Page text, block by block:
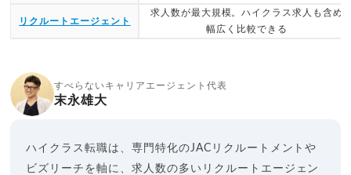
リクルートエージェント
求人数が最大規模。ハイクラス求人も含め
幅広く比較できる
すべらないキャリアエージェント代表
末永雄大
ハイクラス転職は、専門特化のJACリクルートメントや
ビズリーチを軸に、求人数の多いリクルートエージェン